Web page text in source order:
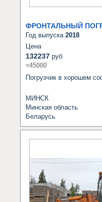
ФРОНТАЛЬНЫЙ
Год выпуска 2018
Цена
132237 руб
≈45000
Погрузчик в хорошем
МИНСК
Минская область
Беларусь